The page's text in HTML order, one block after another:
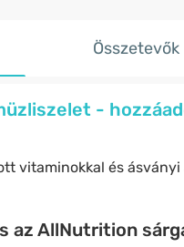
Összetevők
-
vitaminokkal és
az AllNutrition